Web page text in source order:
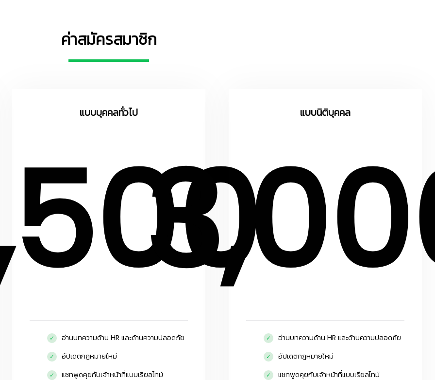
ค่าสมัครสมาชิก
แบบบุคคลทั่วไป
อ่านบทความด้าน HR และด้านความปลอดภัย
อัปเดตกฎหมายใหม่
แชทพูดคุยกับเจ้าหน้าที่แบบเรียลไทม์
แบบนิติบุคคล
อ่านบทความด้าน HR และด้านความปลอดภัย
อัปเดตกฎหมายใหม่
แชทพูดคุยกับเจ้าหน้าที่แบบเรียลไทม์